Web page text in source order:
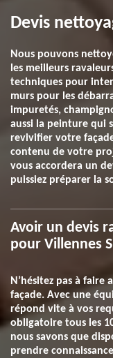
Devis
Nous pouvons
les meilleurs
techniques pour
murs pour les
impuretés,
aussi la peinture qui
revivifier votre
contenu de votre
vous accordera un
puissiez préparer la
Avoir un devis
pour Villennes
N’hésitez pas à
façade. Avec une
répond vite à vos
obligatoire tous les
nous savons que
prendre